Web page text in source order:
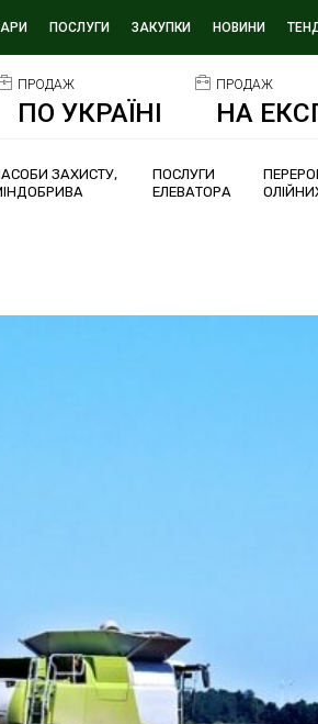
ПОСЛУГИ ЗАКУПКИ НОВИНИ
ПРОДАЖ
ПО УКРАЇНІ
ПРОДАЖ
НА
ЗАХИСТУ,
ПОСЛУГИ
ЕЛЕВАТОРА